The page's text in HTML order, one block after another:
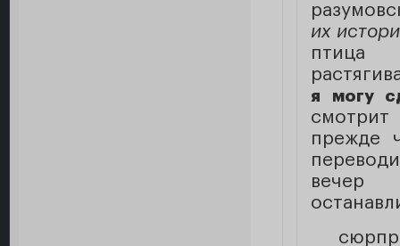
их
птица
я могу
прежде
вечер